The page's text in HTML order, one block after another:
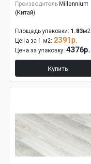
Производитель Millennium
(Китай)
Площадь упаковки: 1.83м2
Цена за 1 м2: 2391р.
Цена за упаковку: 4376р.
Купить